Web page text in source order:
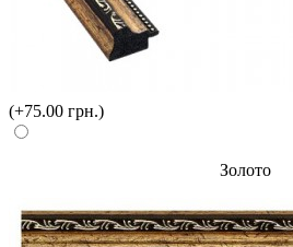
(+75.00 грн.)
Золото